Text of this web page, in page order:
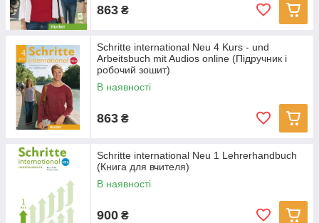
863 ₴
Schritte international Neu 4 Kurs - und
Arbeitsbuch mit Audios online (Підручник і
робочий зошит)
В наявності
863 ₴
Schritte international Neu 1 Lehrerhandbuch
(Книга для вчителя)
В наявності
900 ₴